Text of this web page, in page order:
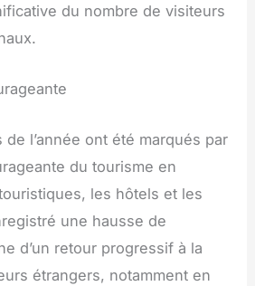
du nombre de visiteurs
l’année ont été marqués par
du tourisme en
les hôtels et les
une hausse de
d’un retour progressif à la
étrangers, notamment en